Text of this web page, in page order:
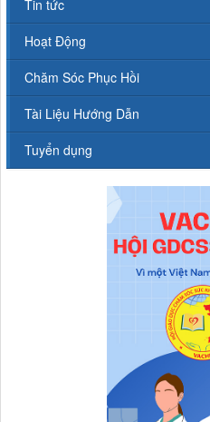
Tin tức
Hoạt Động
Chăm Sóc Phục Hồi
Tài Liệu Hướng Dẫn
Tuyển dụng